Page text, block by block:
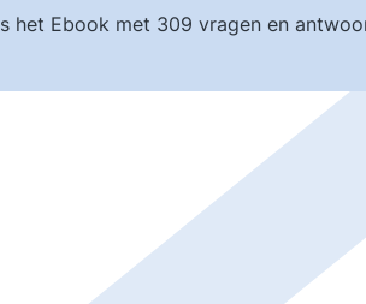
het Ebook met 309 vragen en